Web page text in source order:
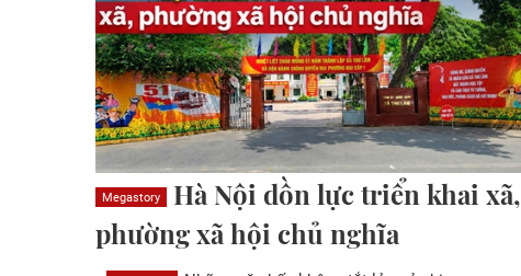
Megastory
Hà Nội dồn lực triển khai xã,
phường xã hội chủ nghĩa